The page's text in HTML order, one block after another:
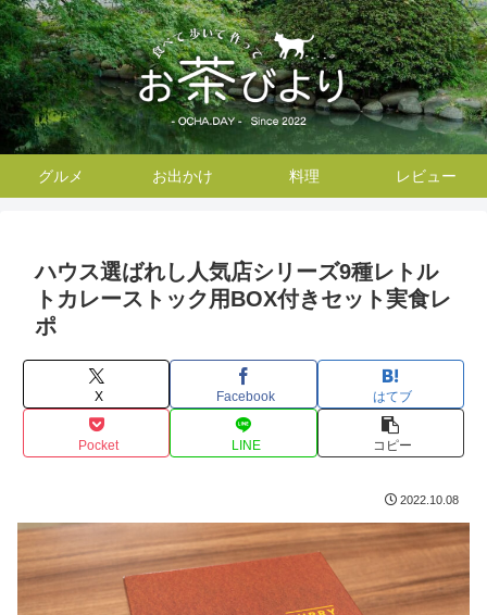
グルメ お出かけ 料理 レビュー
ハウス選ばれし人気店シリーズ9種レトル
トカレーストック用BOX付きセット実食レ
ポ
X Facebook はてブ
Pocket LINE コピー
2022.10.08